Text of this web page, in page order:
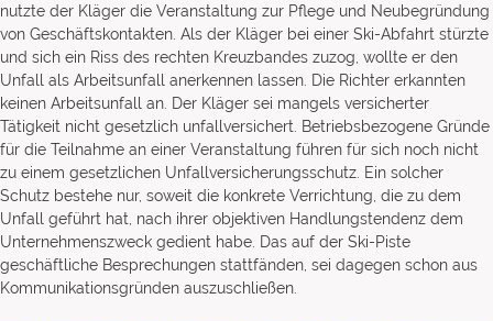
nutzte der Kläger die Veranstaltung zur Pflege und Neubegründung
von Geschäftskontakten. Als der Kläger bei einer Ski-Abfahrt stürzte
und sich ein Riss des rechten Kreuzbandes zuzog, wollte er den
Unfall als Arbeitsunfall anerkennen lassen. Die Richter erkannten
keinen Arbeitsunfall an. Der Kläger sei mangels versicherter
Tätigkeit nicht gesetzlich unfallversichert. Betriebsbezogene Gründe
für die Teilnahme an einer Veranstaltung führen für sich noch nicht
zu einem gesetzlichen Unfallversicherungsschutz. Ein solcher
Schutz bestehe nur, soweit die konkrete Verrichtung, die zu dem
Unfall geführt hat, nach ihrer objektiven Handlungstendenz dem
Unternehmenszweck gedient habe. Das auf der Ski-Piste
geschäftliche Besprechungen stattfänden, sei dagegen schon aus
Kommunikationsgründen auszuschließen.